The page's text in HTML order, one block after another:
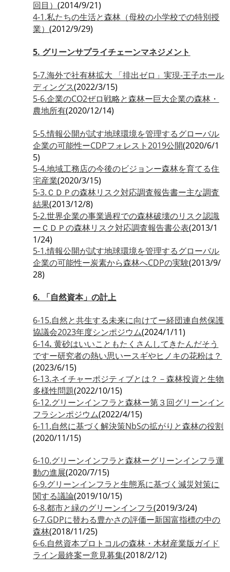
回目）(2014/9/21)
4-1.私たちの生活と森林（母校の小学校での特別授
業）(2012/9/29)
5. グリーンサプライチェーンマネジメント
5-7.海外で社有林拡大 「排出ゼロ」実現-王子ホール
ディングス(2022/3/15)
5-6.企業のCO2ぜロ戦略と森林ー巨大企業の森林・
農地所有(2020/12/14)
5-5.情報公開が試す地球環境を管理するグローバル
企業の可能性ーCDPフォレスト2019公開(2020/6/1
5)
5-4.地域工務店の今後のビジョンー森林を育てる住
宅産業(2020/3/15)
5-3.ＣＤＰの森林リスク対応調査報告書ー主な調査
結果(2013/12/8)
5-2.世界企業の事業過程での森林破壊のリスク認識
ーＣＤＰの森林リスク対応調査報告書公表(2013/1
1/24)
5-1.情報公開が試す地球環境を管理するグローバル
企業の可能性ー炭素から森林へCDPの実験(2013/9/
28)
6. 「自然資本」の計上
6-15.自然と共生する未来に向けてー経団連自然保護
協議会2023年度シンポジウム(2024/1/11)
6-14.黄砂はいいこともたくさんしてきたんだそう
ですー研究者の熱い思いースギやヒノキの花粉は？
(2023/6/15)
6-13.ネイチャーポジティブとは？－森林投資と生物
多様性問題(2022/10/15)
6-12.グリーンインフラと森林ー第３回グリーンイン
フラシンポジウム(2022/4/15)
6-11.自然に基づく解決策NbSの拡がりと森林の役割
(2020/11/15)
6-10.グリーンインフラと森林ーグリーンインフラ運
動の進展(2020/7/15)
6-9.グリーンインフラと生態系に基づく減災対策に
関する議論(2019/10/15)
6-8.都市と緑のグリーンインフラ(2019/3/24)
6-7.GDPに替わる豊かさの評価ー新国富指標の中の
森林(2018/11/25)
6-6.自然資本プロトコルの森林・木材産業版ガイド
ライン最終案ー意見募集(2018/2/12)